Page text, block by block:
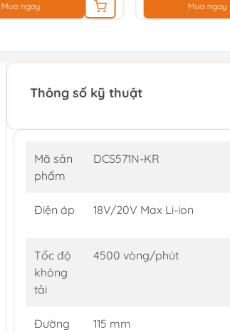
Mua ngay Mua ngay
Thông số kỹ thuật
Mã sản
phẩm
DCS571N-KR
Điện áp 18V/20V Max Li-ion
Tốc độ
không
tải
4500 vòng/phút
Đường
115 mm